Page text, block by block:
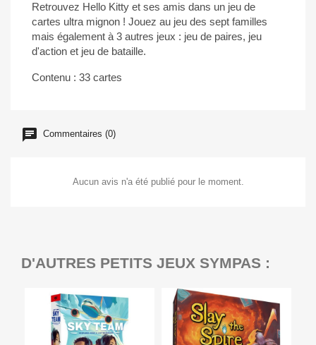
Retrouvez Hello Kitty et ses amis dans un jeu de
cartes ultra mignon ! Jouez au jeu des sept familles
mais également à 3 autres jeux : jeu de paires, jeu
d'action et jeu de bataille.
Contenu : 33 cartes
Commentaires (0)
Aucun avis n'a été publié pour le moment.
D'AUTRES PETITS JEUX SYMPAS :